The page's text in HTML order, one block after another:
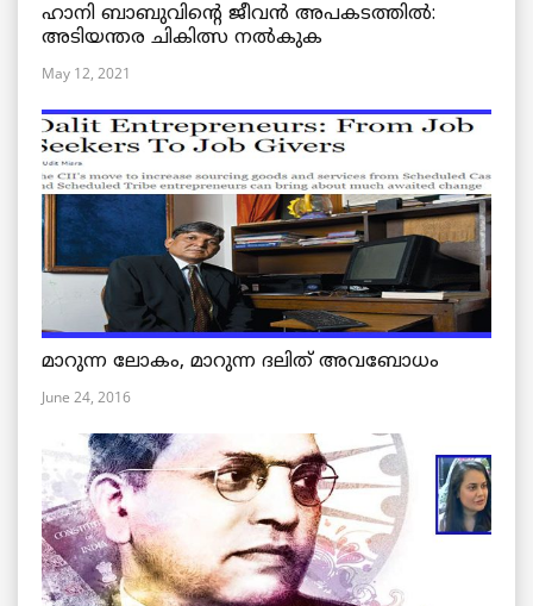
ഹാനി ബാബുവിന്റെ ജീവൻ അപകടത്തിൽ:
അടിയന്തര ചികിത്സ നൽകുക
May 12, 2021
മാറുന്ന ലോകം, മാറുന്ന ദലിത് അവബോധം
June 24, 2016